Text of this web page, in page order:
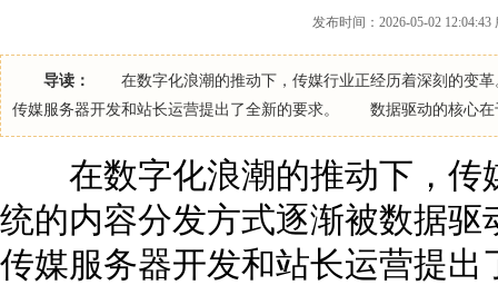
发布时间：2026-05-02
导读：
在数字化浪潮的推动下，传媒行业正经历着深刻的变革
传媒服务器开发和站长运营提出了全新的要求。 数据驱动的核心在
在数字化浪潮的推动下，传
统的内容分发方式逐渐被数据
传媒服务器开发和站长运营提出